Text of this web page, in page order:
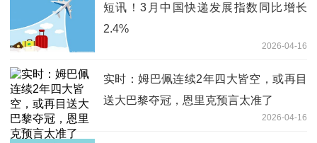
短讯！3月中国快递发展指数同比增长
2.4%
2026-04-16
实时：姆巴佩连续2年四大皆空，或再目
送大巴黎夺冠，恩里克预言太准了
2026-04-16